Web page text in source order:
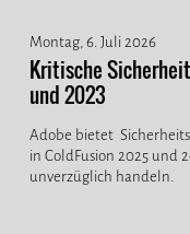
Montag, 6. Juli 2026
Kritische
und 2023
Adobe bietet
in ColdFusion 2025 und
unverzüglich handeln.